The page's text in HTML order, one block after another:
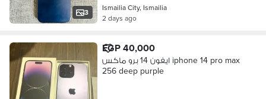
3
Ismailia City, Ismailia
2 days ago
EGP 40,000
ايفون 14 برو ماكس iphone 14 pro max
256 deep purple